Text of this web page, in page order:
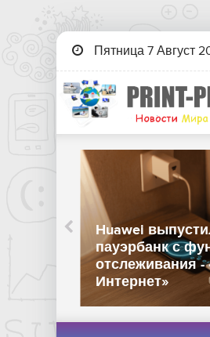
Пятница 7 Август
Huawei
пауэрбанк с
отслеживания
Интернет»